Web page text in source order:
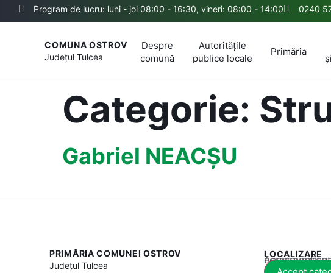
Program de lucru: luni - joi 08:00 - 16:30, vineri: 08:00 - 14:00 0240
COMUNA OSTROV
JudețulTulcea
Despre
comună
Autoritățile
publice locale
Primăria
Categorie:
Gabriel NEACȘU
PRIMĂRIA COMUNEI OSTROV
JudețulTulcea
LOCALIZARE
Acest conținut este blocat până când